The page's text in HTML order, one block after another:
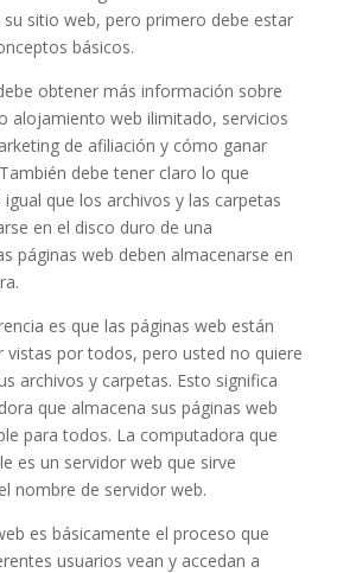
sitio web, pero primero debe estar
básicos.
obtener más información sobre
alojamiento web ilimitado, servicios
de afiliación y cómo ganar
debe tener claro lo que
que los archivos y las carpetas
en el disco duro de una
páginas web deben almacenarse en
es que las páginas web están
vistas por todos, pero usted no quiere
archivos y carpetas. Esto significa
que almacena sus páginas web
para todos. La computadora que
es un servidor web que sirve
nombre de servidor web.
es básicamente el proceso que
usuarios vean y accedan a